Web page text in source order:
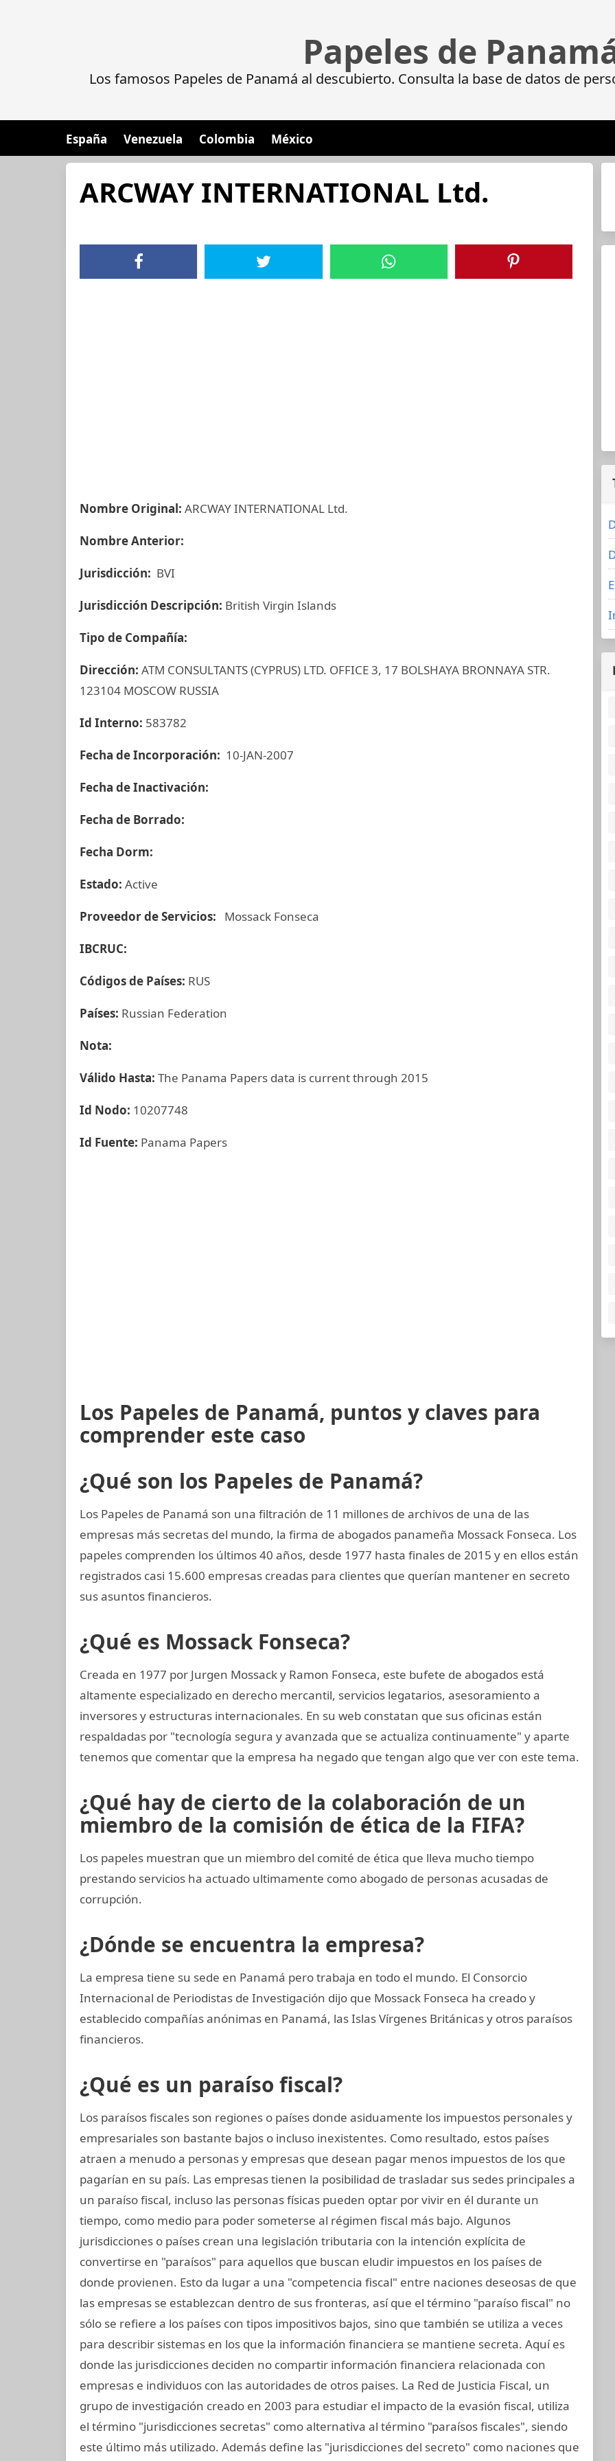
Papeles de
Los famosos Papeles de Panamá al descubierto. Consulta la base de datos de
España Venezuela Colombia México
ARCWAY INTERNATIONAL Ltd.
Nombre Original: ARCWAY INTERNATIONAL Ltd.
Nombre Anterior:
Jurisdicción: BVI
Jurisdicción Descripción: British Virgin Islands
Tipo de Compañía:
Dirección: ATM CONSULTANTS (CYPRUS) LTD. OFFICE 3, 17 BOLSHAYA BRONNAYA STR.
123104 MOSCOW RUSSIA
Id Interno: 583782
Fecha de Incorporación: 10-JAN-2007
Fecha de Inactivación:
Fecha de Borrado:
Fecha Dorm:
Estado: Active
Proveedor de Servicios: Mossack Fonseca
IBCRUC:
Códigos de Países: RUS
Países: Russian Federation
Nota:
Válido Hasta: The Panama Papers data is current through 2015
Id Nodo: 10207748
Id Fuente: Panama Papers
Los Papeles de Panamá, puntos y claves para
comprender este caso
¿Qué son los Papeles de Panamá?
Los Papeles de Panamá son una filtración de 11 millones de archivos de una de las
empresas más secretas del mundo, la firma de abogados panameña Mossack Fonseca. Los
papeles comprenden los últimos 40 años, desde 1977 hasta finales de 2015 y en ellos están
registrados casi 15.600 empresas creadas para clientes que querían mantener en secreto
sus asuntos financieros.
¿Qué es Mossack Fonseca?
Creada en 1977 por Jurgen Mossack y Ramon Fonseca, este bufete de abogados está
altamente especializado en derecho mercantil, servicios legatarios, asesoramiento a
inversores y estructuras internacionales. En su web constatan que sus oficinas están
respaldadas por "tecnología segura y avanzada que se actualiza continuamente" y aparte
tenemos que comentar que la empresa ha negado que tengan algo que ver con este tema.
¿Qué hay de cierto de la colaboración de un
miembro de la comisión de ética de la FIFA?
Los papeles muestran que un miembro del comité de ética que lleva mucho tiempo
prestando servicios ha actuado ultimamente como abogado de personas acusadas de
corrupción.
¿Dónde se encuentra la empresa?
La empresa tiene su sede en Panamá pero trabaja en todo el mundo. El Consorcio
Internacional de Periodistas de Investigación dijo que Mossack Fonseca ha creado y
establecido compañías anónimas en Panamá, las Islas Vírgenes Británicas y otros paraísos
financieros.
¿Qué es un paraíso fiscal?
Los paraísos fiscales son regiones o países donde asiduamente los impuestos personales y
empresariales son bastante bajos o incluso inexistentes. Como resultado, estos países
atraen a menudo a personas y empresas que desean pagar menos impuestos de los que
pagarían en su país. Las empresas tienen la posibilidad de trasladar sus sedes principales a
un paraíso fiscal, incluso las personas físicas pueden optar por vivir en él durante un
tiempo, como medio para poder someterse al régimen fiscal más bajo. Algunos
jurisdicciones o países crean una legislación tributaria con la intención explícita de
convertirse en "paraísos" para aquellos que buscan eludir impuestos en los países de
donde provienen. Esto da lugar a una "competencia fiscal" entre naciones deseosas de que
las empresas se establezcan dentro de sus fronteras, así que el término "paraíso fiscal" no
sólo se refiere a los países con tipos impositivos bajos, sino que también se utiliza a veces
para describir sistemas en los que la información financiera se mantiene secreta. Aquí es
donde las jurisdicciones deciden no compartir información financiera relacionada con
empresas e individuos con las autoridades de otros paises. La Red de Justicia Fiscal, un
grupo de investigación creado en 2003 para estudiar el impacto de la evasión fiscal, utiliza
el término "jurisdicciones secretas" como alternativa al término "paraísos fiscales", siendo
este último más utilizado. Además define las "jurisdicciones del secreto" como naciones que